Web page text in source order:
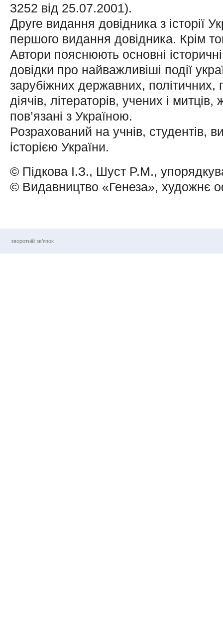
3252 від 25.07.2001).
Друге видання довідника з історії
першого видання довідника. Крім
Автори пояснюють основні
довідки про найважливіші події
зарубіжних державних, політичних,
діячів, літераторів, учених і
пов’язані з Україною.
Розрахований на учнів, студентів,
історією України.
© Підкова І.З., Шуст P.M.,
© Видавництво «Генеза», художнє
зворотній зв’язок